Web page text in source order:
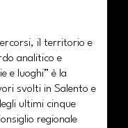
il territorio e
analitico e
e luoghi” è la
svolti in Salento e
ultimi cinque
regionale